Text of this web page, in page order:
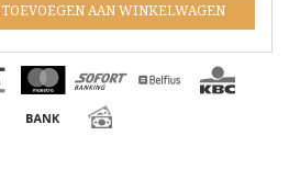
TOEVOEGEN AAN WINKELWAGEN